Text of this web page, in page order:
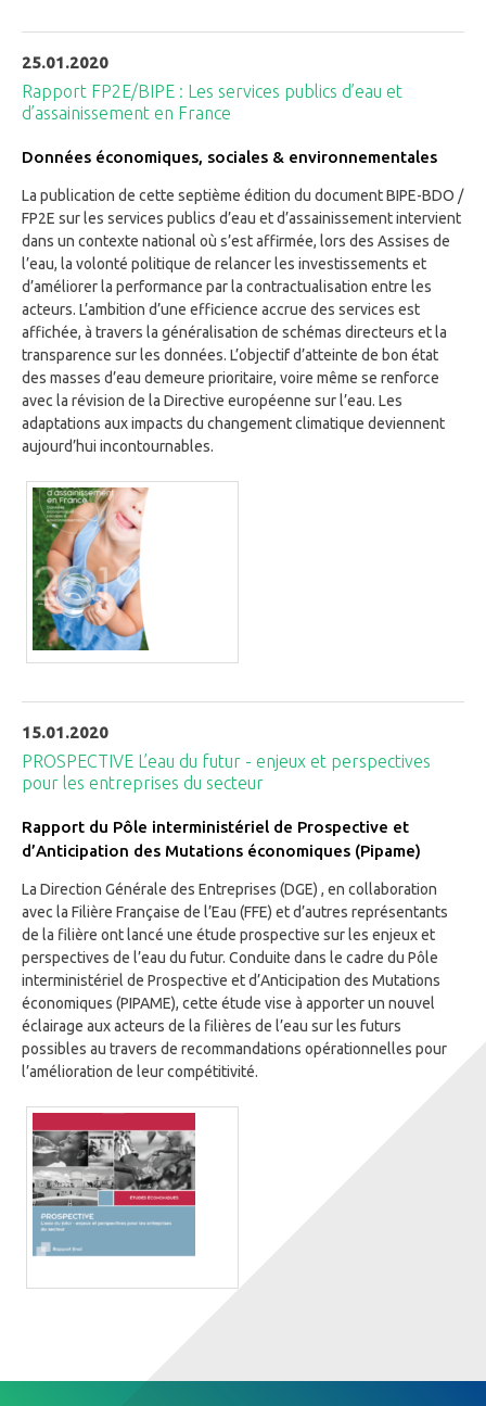
25.01.2020
Rapport FP2E/BIPE : Les services publics d’eau et
d’assainissement en France
Données économiques, sociales & environnementales
La publication de cette septième édition du document BIPE-BDO /
FP2E sur les services publics d’eau et d’assainissement intervient
dans un contexte national où s’est affirmée, lors des Assises de
l’eau, la volonté politique de relancer les investissements et
d’améliorer la performance par la contractualisation entre les
acteurs. L’ambition d’une efficience accrue des services est
affichée, à travers la généralisation de schémas directeurs et la
transparence sur les données. L’objectif d’atteinte de bon état
des masses d’eau demeure prioritaire, voire même se renforce
avec la révision de la Directive européenne sur l’eau. Les
adaptations aux impacts du changement climatique deviennent
aujourd’hui incontournables.
15.01.2020
PROSPECTIVE L’eau du futur - enjeux et perspectives
pour les entreprises du secteur
Rapport du Pôle interministériel de Prospective et
d’Anticipation des Mutations économiques (Pipame)
La Direction Générale des Entreprises (DGE) , en collaboration
avec la Filière Française de l’Eau (FFE) et d’autres représentants
de la filière ont lancé une étude prospective sur les enjeux et
perspectives de l’eau du futur. Conduite dans le cadre du Pôle
interministériel de Prospective et d’Anticipation des Mutations
économiques (PIPAME), cette étude vise à apporter un nouvel
éclairage aux acteurs de la filières de l’eau sur les futurs
possibles au travers de recommandations opérationnelles pour
l’amélioration de leur compétitivité.